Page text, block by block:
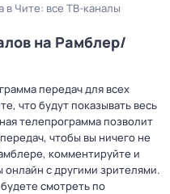
в Чите: все ТВ-каналы
на Рамблер/
передач для всех
что будут показывать весь
телепрограмма позволит
чтобы вы ничего не
комментируйте и
с другими зрителями.
смотреть по